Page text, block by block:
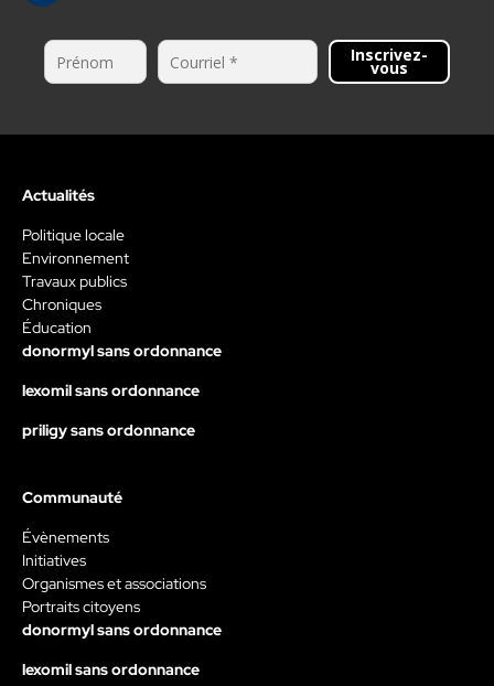
Inscrivez-
vous
Actualités
Politique locale
Environnement
Travaux publics
Chroniques
Éducation
donormyl sans ordonnance
lexomil sans ordonnance
priligy sans ordonnance
Communauté
Évènements
Initiatives
Organismes et associations
Portraits citoyens
donormyl sans ordonnance
lexomil sans ordonnance